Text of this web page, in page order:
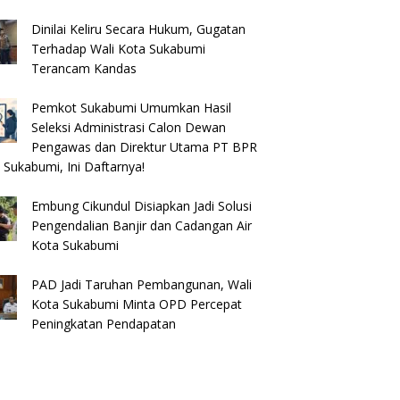
Dinilai Keliru Secara Hukum, Gugatan
Terhadap Wali Kota Sukabumi
Terancam Kandas
Pemkot Sukabumi Umumkan Hasil
Seleksi Administrasi Calon Dewan
Pengawas dan Direktur Utama PT BPR
Ini Daftarnya!
Embung Cikundul Disiapkan Jadi Solusi
Pengendalian Banjir dan Cadangan Air
Kota Sukabumi
PAD Jadi Taruhan Pembangunan, Wali
Kota Sukabumi Minta OPD Percepat
Peningkatan Pendapatan